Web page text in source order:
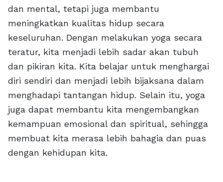
dan mental, tetapi juga membantu
meningkatkan kualitas hidup secara
keseluruhan. Dengan melakukan yoga secara
teratur, kita menjadi lebih sadar akan tubuh
dan pikiran kita. Kita belajar untuk menghargai
diri sendiri dan menjadi lebih bijaksana dalam
menghadapi tantangan hidup. Selain itu, yoga
juga dapat membantu kita mengembangkan
kemampuan emosional dan spiritual, sehingga
membuat kita merasa lebih bahagia dan puas
dengan kehidupan kita.